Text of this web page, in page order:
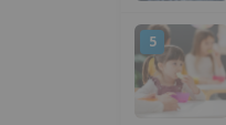
5